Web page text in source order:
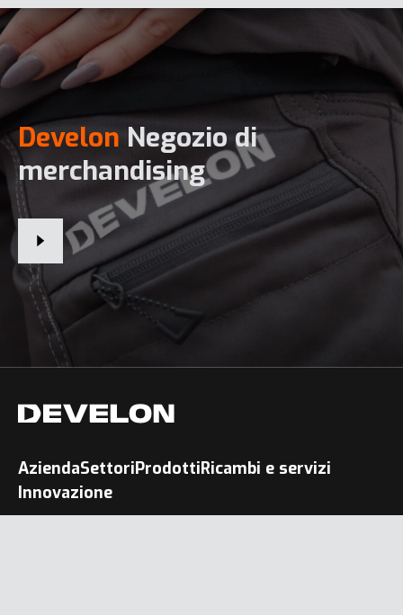
Develon Negozio di
merchandising
AziendaSettoriProdottiRicambi e servizi
Innovazione